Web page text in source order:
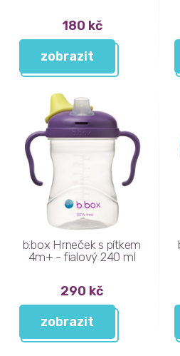
180 kč
zobrazit
b.box Hrneček s pítkem
4m+ - fialový 240 ml
290 kč
zobrazit